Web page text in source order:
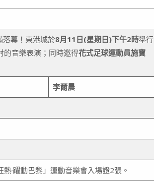
幕！東港城於8月11日(星期日)下午2時舉行
的音樂表演；同時邀得花式足球運動員施寶
李爾晨
·躍動巴黎」運動音樂會入場證2張。